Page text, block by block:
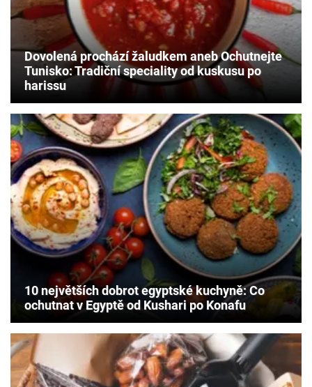
Dovolená prochází žaludkem aneb Ochutnejte
Tunisko: Tradiční speciality od kuskusu po
harissu
10 největších dobrot egyptské kuchyně: Co
ochutnat v Egyptě od Kushari po Konafu